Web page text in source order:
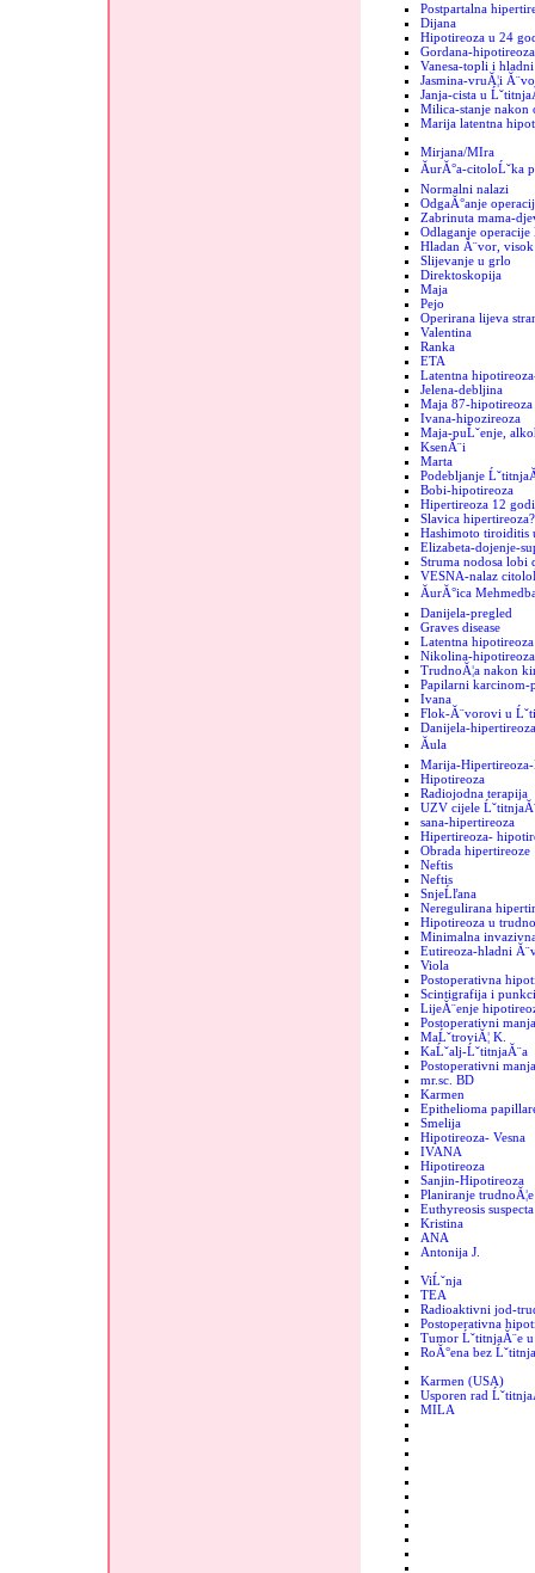
Postpartalna
Dijana
Hipotireoza u 24
Gordana-hipotireoza
Vanesa-topli i
Jasmina-vruĂ¦i
Janja-cista u
Milica-stanje nakon
Marija latentna
Mirjana/MIra
ĂurĂ°a-citoloĹˇka
Normalni nalazi
OdgaĂ°anje
Zabrinuta mama-
Odlaganje
Hladan Ă¨vor,
Slijevanje u grlo
Direktoskopija
Maja
Pejo
Operirana lijeva
Valentina
Ranka
ETA
Latentna
Jelena-debljina
Maja 87-hipotireoza
Ivana-hipozireoza
Maja-puĹˇenje,
KsenĂ¨i
Marta
Podebljanje
Bobi-hipotireoza
Hipertireoza 12
Slavica hipertireoza?
Hashimoto tiroiditis
Elizabeta-dojenje-
Struma nodosa lobi
VESNA-nalaz
ĂurĂ°ica
Danijela-pregled
Graves disease
Latentna hipotireoza
Nikolina-hipotireoza
TrudnoĂ¦a nakon
Papilarni karcinom-
Ivana
Flok-Ă¨vorovi u
Danijela-hipertireoza
Ăula
Marija-
Hipotireoza
Radiojodna terapija
UZV cijele
sana-hipertireoza
Hipertireoza-
Obrada hipertireoze
Neftis
Neftis
SnjeĹľana
Neregulirana
Hipotireoza u
Minimalna
Eutireoza-hladni
Viola
Postoperativna
Scintigrafija i
LijeĂ¨enje
Postoperativni
MaĹˇtroviĂ¦ K.
KaĹˇalj-ĹˇtitnjaĂ¨a
Postoperativni
mr.sc. BD
Karmen
Epithelioma
Smelija
Hipotireoza- Vesna
IVANA
Hipotireoza
Sanjin-Hipotireoza
Planiranje trudnoĂ¦e
Euthyreosis suspecta
Kristina
ANA
Antonija J.
ViĹˇnja
TEA
Radioaktivni jod-
Postoperativna
Tumor ĹˇtitnjaĂ¨e
RoĂ°ena bez
Karmen (USA)
Usporen rad
MILA